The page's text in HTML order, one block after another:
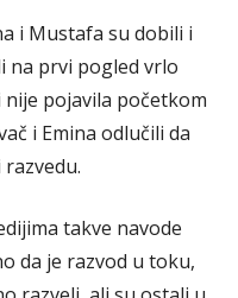
i Mustafa su dobili i
na prvi pogled vrlo
pojavila početkom
i Emina odlučili da
takve navode
da je razvod u toku,